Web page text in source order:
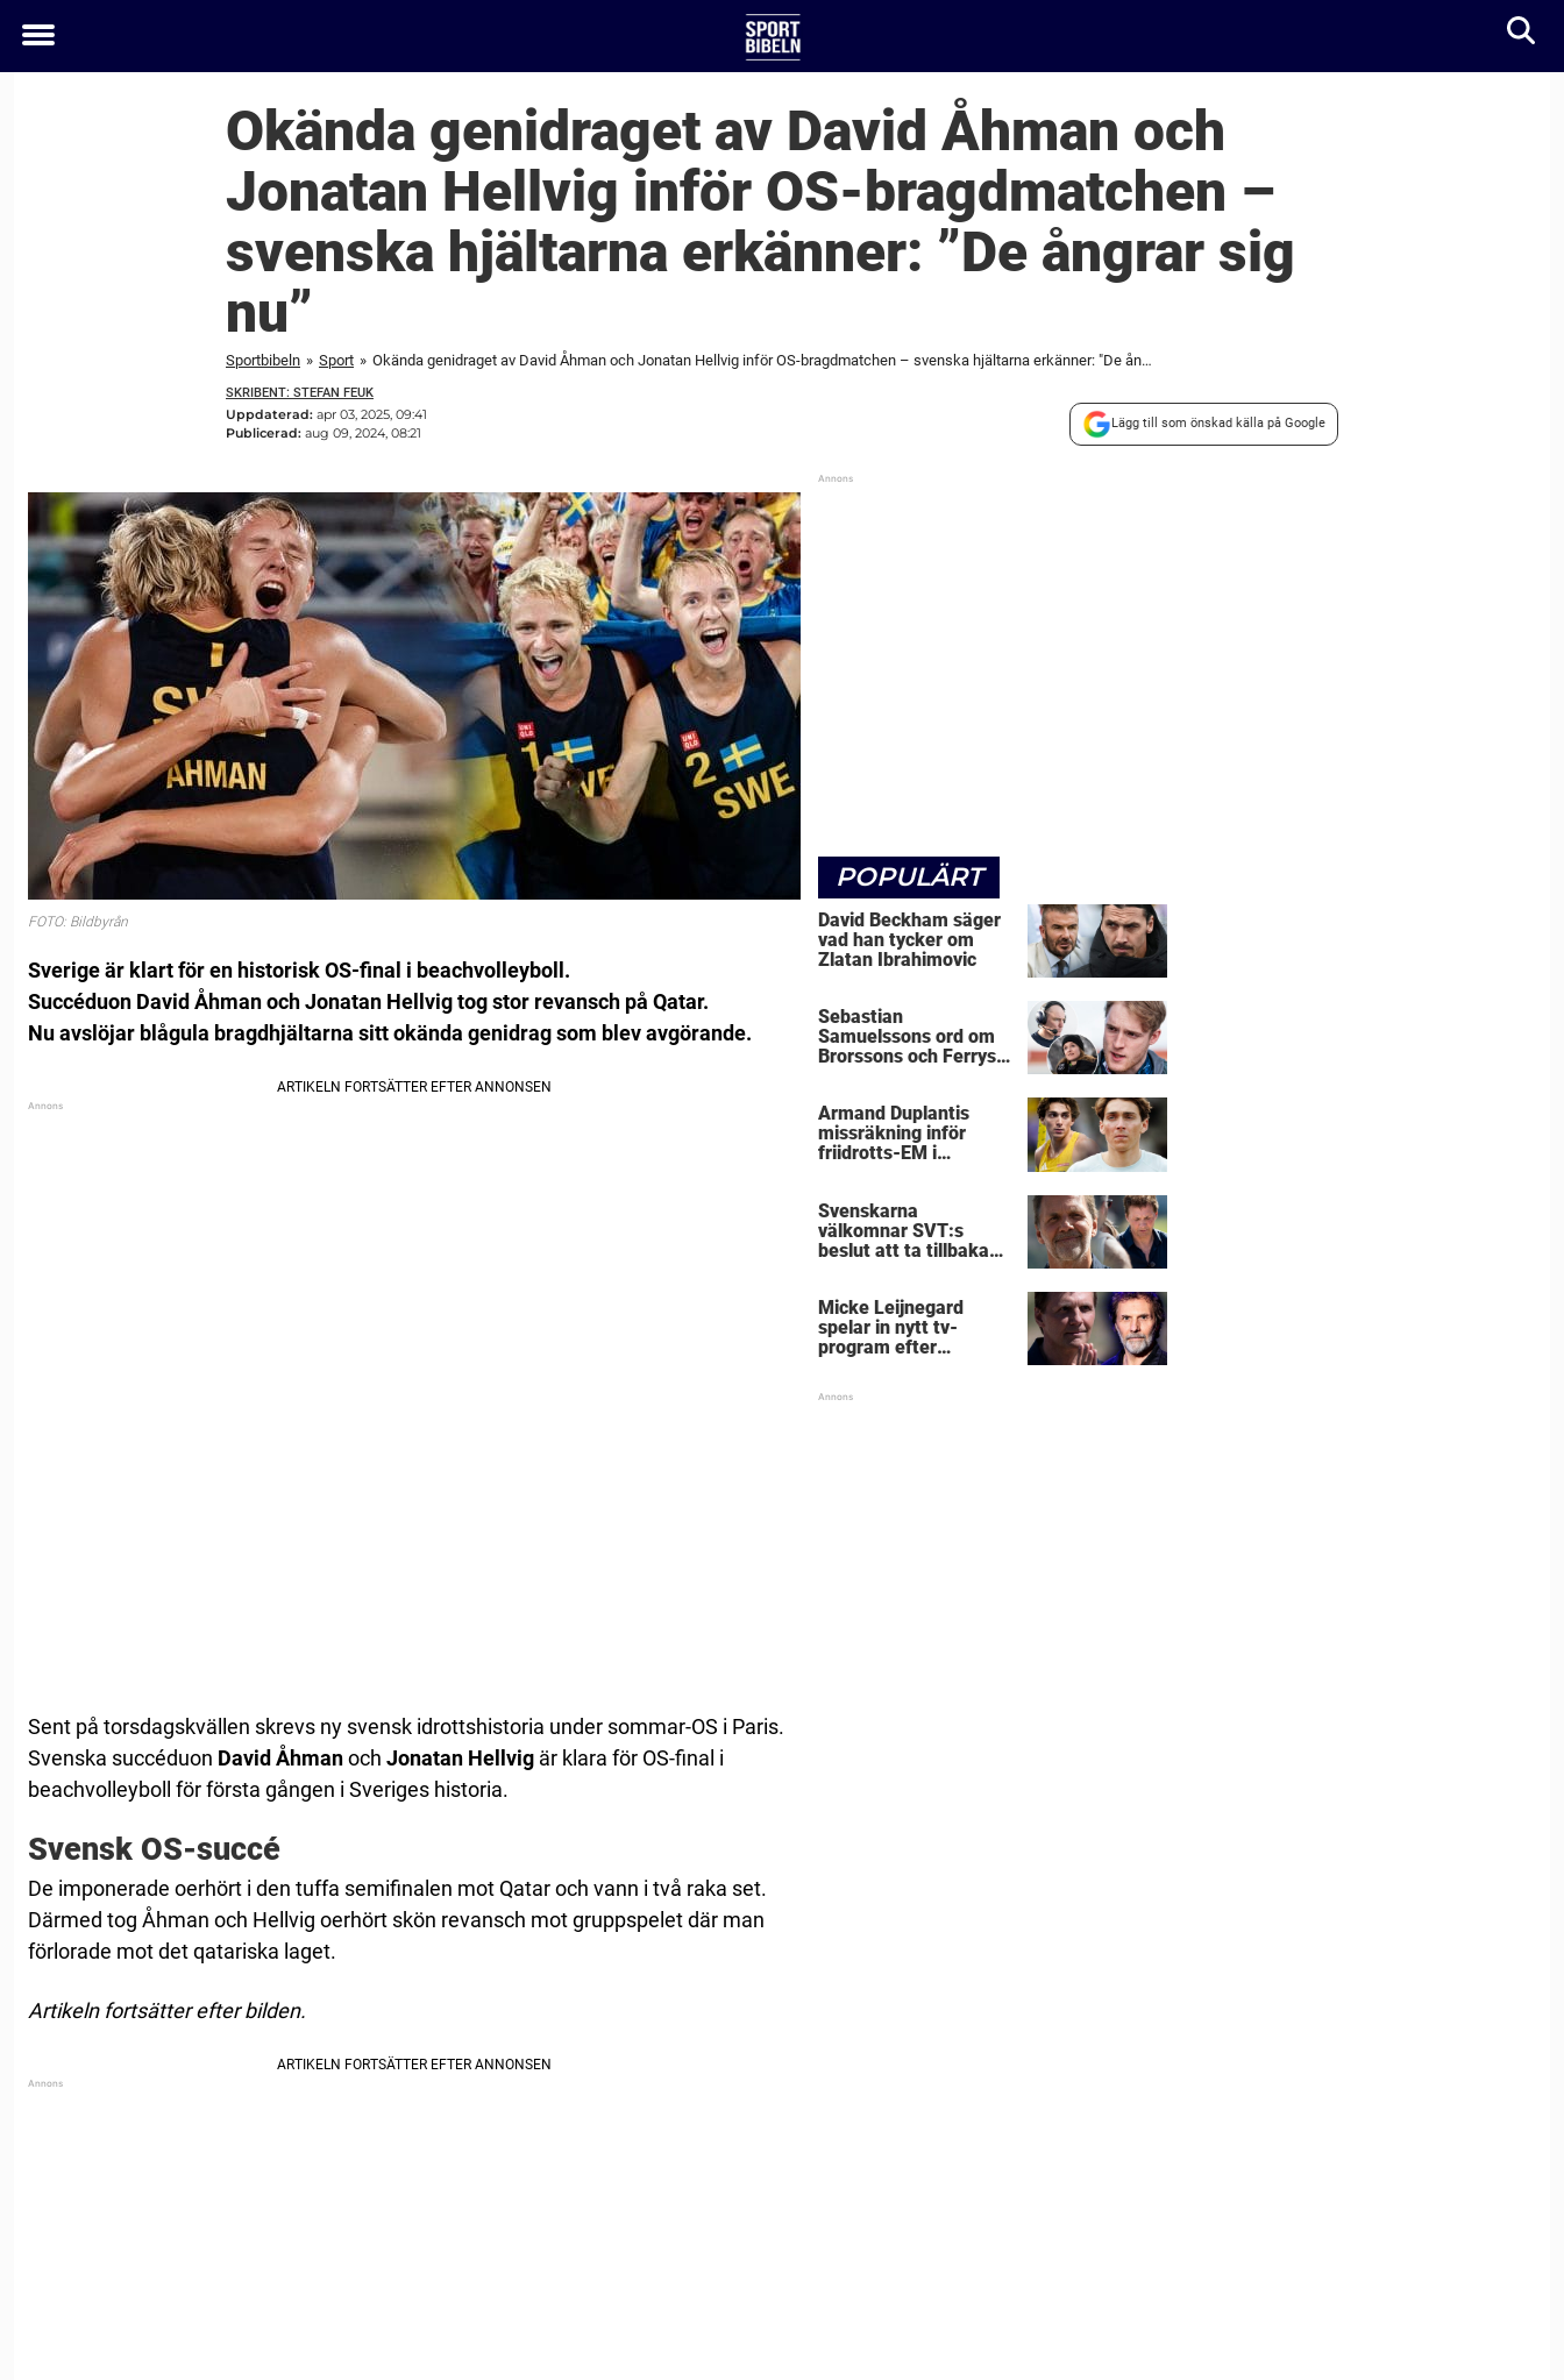
Toggle
Okända genidraget av David Åhman och
Jonatan Hellvig inför OS-bragdmatchen –
svenska hjältarna erkänner: ”De ångrar sig
nu”
Sportbibeln » Sport » Okända genidraget av David Åhman och Jonatan Hellvig inför OS-bragdmatchen – svenska hjältarna erkänner: "De ångrar sig nu"
SKRIBENT: STEFAN FEUK
Uppdaterad: apr 03, 2025, 09:41
Publicerad: aug 09, 2024, 08:21
Lägg till som önskad källa på Google
FOTO: Bildbyrån
Sverige är klart för en historisk OS-final i beachvolleyboll.
Succéduon David Åhman och Jonatan Hellvig tog stor revansch på Qatar.
Nu avslöjar blågula bragdhjältarna sitt okända genidrag som blev avgörande.
Sent på torsdagskvällen skrevs ny svensk idrottshistoria under sommar-OS i Paris.
Svenska succéduon David Åhmanoch Jonatan Hellvig är klara för OS-final i
beachvolleyboll för första gången i Sveriges historia.
Svensk OS-succé
De imponerade oerhört i den tuffa semifinalen mot Qatar och vann i två raka set.
Därmed tog Åhman och Hellvig oerhört skön revansch mot gruppspelet där man
förlorade mot det qatariska laget.
Artikeln fortsätter efter bilden.
POPULÄRT
David Beckham säger
vad han tycker om
Zlatan Ibrahimovic
Sebastian
Samuelssons ord om
Brorssons och Ferrys
Armand Duplantis
missräkning inför
friidrotts-EM i
Svenskarna
välkomnar SVT:s
beslut att ta tillbaka
Micke Leijnegard
spelar in nytt tv-
program efter